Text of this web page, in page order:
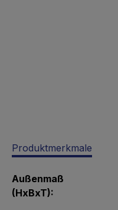
Produktmerkmale
Außenmaß
(HxBxT):